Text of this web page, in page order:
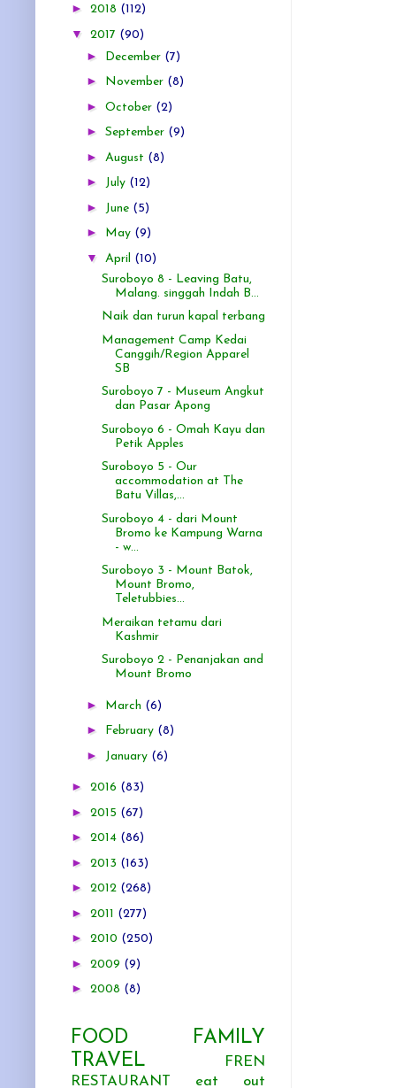
► 2018 (112)
▼ 2017 (90)
► December (7)
► November (8)
► October (2)
► September (9)
► August (8)
► July (12)
► June (5)
► May (9)
▼ April (10)
Suroboyo 8 - Leaving Batu,
Malang. singgah Indah B...
Naik dan turun kapal terbang
Management Camp Kedai
Canggih/Region Apparel
SB
Suroboyo 7 - Museum Angkut
dan Pasar Apong
Suroboyo 6 - Omah Kayu dan
Petik Apples
Suroboyo 5 - Our
accommodation at The
Batu Villas,...
Suroboyo 4 - dari Mount
Bromo ke Kampung Warna
- w...
Suroboyo 3 - Mount Batok,
Mount Bromo,
Teletubbies...
Meraikan tetamu dari
Kashmir
Suroboyo 2 - Penanjakan and
Mount Bromo
► March (6)
► February (8)
► January (6)
► 2016 (83)
► 2015 (67)
► 2014 (86)
► 2013 (163)
► 2012 (268)
► 2011 (277)
► 2010 (250)
► 2009 (9)
► 2008 (8)
FOOD
FAMILY
TRAVEL
FREN
RESTAURANT
eat out